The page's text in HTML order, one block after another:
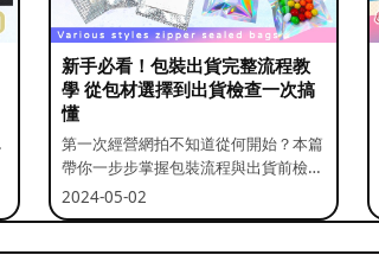
新手必看！包裝出貨完整流程教
學 從包材選擇到出貨檢查一次搞
懂
第一次經營網拍不知道從何開始？本篇
帶你一步步掌握包裝流程與出貨前檢查
重點。
2024-05-02